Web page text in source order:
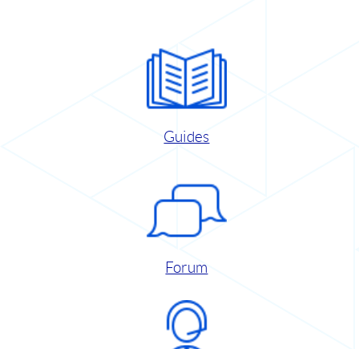
Guides
Forum